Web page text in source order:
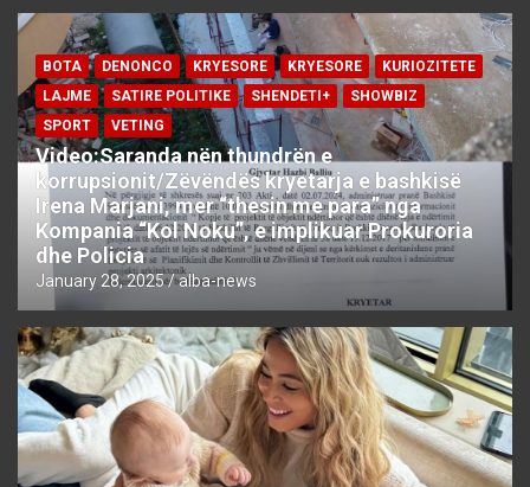
BOTA DENONCO KRYESORE KRYESORE
KURIOZITETE
LAJME
SATIRE POLITIKE SHENDETI+
SHOWBIZ
SPORT
VETING
Video:Saranda nën thundrën e
korrupsionit/Zëvëndës kryetarja e bashkisë
Irena Marjani, mer “thesin me para” nga
Kompania “Kol Noku”, e implikuar Prokuroria
dhe Policia
January 28, 2025 alba-news